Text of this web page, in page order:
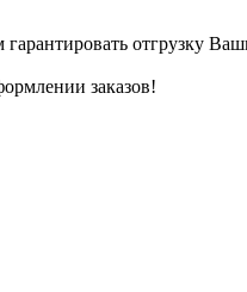
отгрузку
заказов!